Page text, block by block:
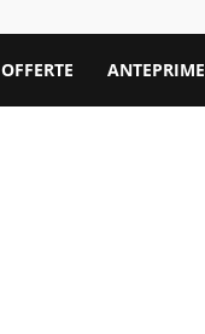
OFFERTE ANTEPRIME